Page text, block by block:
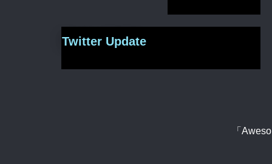
Twitter Update
「